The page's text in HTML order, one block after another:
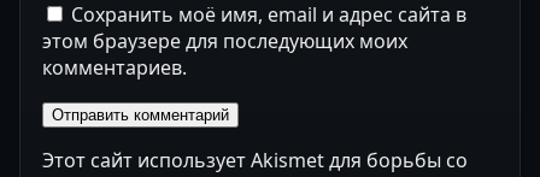
Сохранить моё имя, email и адрес сайта в
этом браузере для последующих моих
комментариев.
Этот сайт использует Akismet для борьбы со